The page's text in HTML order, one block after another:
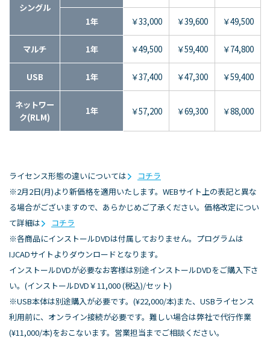
シングル
1年 ￥33,000 ￥39,600 ￥49,500
マルチ 1年 ￥49,500 ￥59,400 ￥74,800
USB 1年 ￥37,400 ￥47,300 ￥59,400
ネットワー
ク(RLM)
1年 ￥57,200 ￥69,300 ￥88,000
ライセンス形態の違いについては
コチラ
※2月2日(月)より新価格を適用いたします。WEBサイト上の表記と異な
る場合がございますので、あらかじめご了承ください。価格改定につい
て詳細は
コチラ
※各商品にインストールDVDは付属しておりません。プログラムは
IJCADサイトよりダウンロードとなります。
インストールDVDが必要なお客様は別途インストールDVDをご購入下さ
い。(インストールDVD￥11,000 (税込)/セット)
※USB本体は別途購入が必要です。(¥22,000/本)また、USBライセンス
利用前に、オンライン接続が必要です。難しい場合は弊社で代行作業
(¥11,000/本)をおこないます。営業担当までご相談ください。